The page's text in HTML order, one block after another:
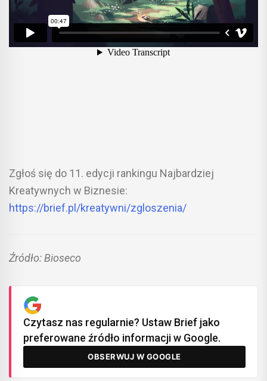
Zgłoś się do 11. edycji rankingu Najbardziej
Kreatywnych w Biznesie:
https://brief.pl/kreatywni/zgloszenia/
Źródło: Bioseco
Czytasz nas regularnie? Ustaw Brief jako
preferowane źródło informacji w Google.
OBSERWUJ W GOOGLE